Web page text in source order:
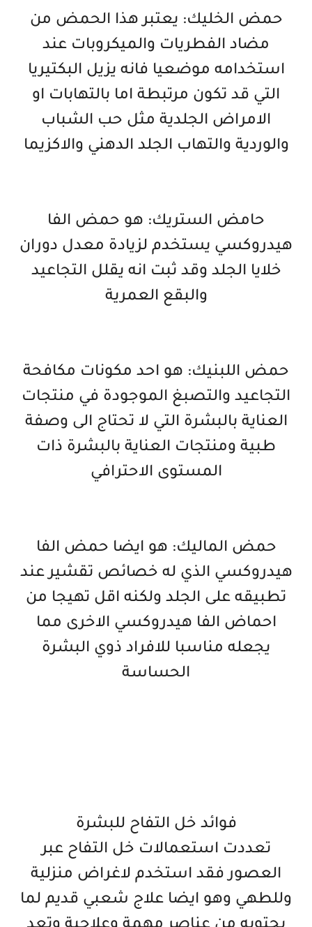
حمض الخليك: يعتبر هذا الحمض من
مضاد الفطريات والميكروبات عند
استخدامه موضعيا فانه يزيل البكتيريا
التي قد تكون مرتبطة اما بالتهابات او
الامراض الجلدية مثل حب الشباب
والوردية والتهاب الجلد الدهني والاكزيما
حامض الستريك: هو حمض الفا
هيدروكسي يستخدم لزيادة معدل دوران
خلايا الجلد وقد ثبت انه يقلل التجاعيد
والبقع العمرية
حمض اللبنيك: هو احد مكونات مكافحة
التجاعيد والتصبغ الموجودة في منتجات
العناية بالبشرة التي لا تحتاج الى وصفة
طبية ومنتجات العناية بالبشرة ذات
المستوى الاحترافي
حمض الماليك: هو ايضا حمض الفا
هيدروكسي الذي له خصائص تقشير عند
تطبيقه على الجلد ولكنه اقل تهيجا من
احماض الفا هيدروكسي الاخرى مما
يجعله مناسبا للافراد ذوي البشرة
الحساسة
فوائد خل التفاح للبشرة
تعددت استعمالات خل التفاح عبر
العصور فقد استخدم لاغراض منزلية
وللطهي وهو ايضا علاج شعبي قديم لما